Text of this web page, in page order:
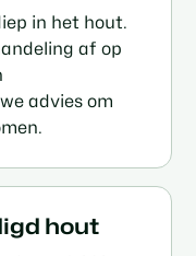
in het hout.
af op
advies om
hout